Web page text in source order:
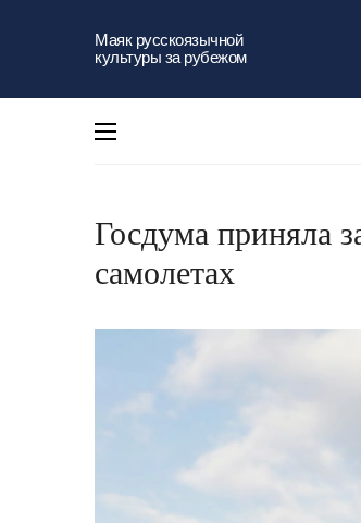
Маяк русскоязычной
культуры за рубежом
Госдума приняла
самолетах